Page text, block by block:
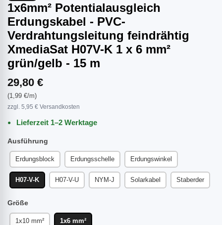
1x6mm² Potentialausgleich
Erdungskabel - PVC-
Verdrahtungsleitung feindrähtig
XmediaSat H07V-K 1 x 6 mm²
grün/gelb - 15 m
29,80 €
(1,99 €/m)
zzgl. 5,95 € Versandkosten
Lieferzeit 1–2 Werktage
Ausführung
Erdungsblock Erdungsschelle Erdungswinkel
H07-V-K H07-V-U NYM-J Solarkabel Staberder
Größe
1x10 mm² 1x6 mm²